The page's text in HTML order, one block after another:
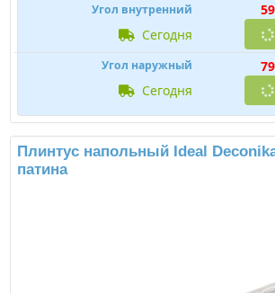
Угол внутренний
сегодня
Угол наружный
сегодня
Плинтус напольный Ideal
патина